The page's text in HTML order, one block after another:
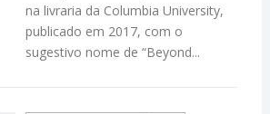
na livraria da Columbia University,
publicado em 2017, com o
sugestivo nome de “Beyond...